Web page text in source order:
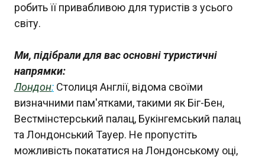
робить її привабливою для туристів з усього
світу.
Ми, підібрали для вас основні туристичні
напрямки:
Лондон: Столиця Англії, відома своїми
визначними пам'ятками, такими як Біг-Бен,
Вестмінстерський палац, Букінгемський палац
та Лондонський Тауер. Не пропустіть
можливість покататися на Лондонському оці,